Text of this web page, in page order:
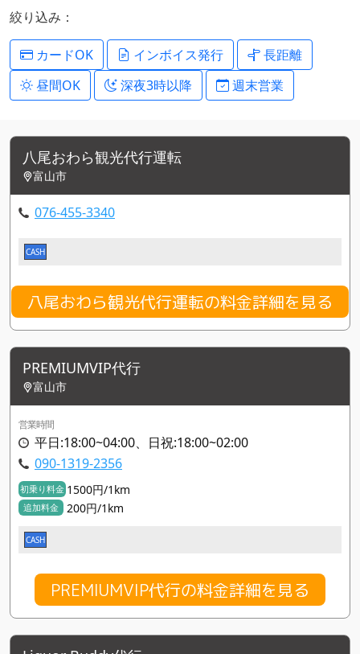
絞り込み：
カードOK インボイス発行
長距離
昼間OK
深夜3時以降 週末営業
八尾おわら観光代行運転
富山市
076-455-3340
CASH
八尾おわら観光代行運転の料金詳細を見る
PREMIUMVIP代行
富山市
営業時間
平日:18:00~04:00、日祝:18:00~02:00
090-1319-2356
初乗り料金 1500円/1km
追加料金 200円/1km
CASH
PREMIUMVIP代行の料金詳細を見る